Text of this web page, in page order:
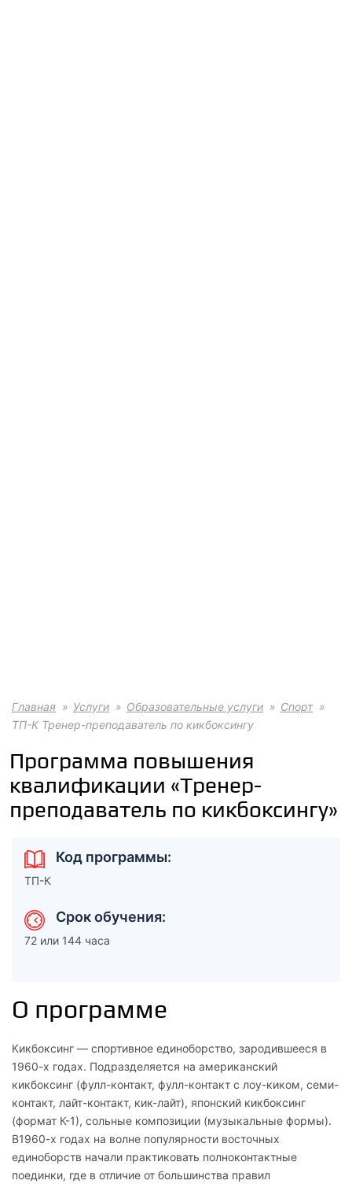
Главная Услуги Образовательные услуги
Спорт
ТП-К Тренер-преподаватель по кикбоксингу
Программа повышения
квалификации «Тренер-
преподаватель по кикбоксингу»
Код программы:
ТП-К
Срок обучения:
72 или 144 часа
О программе
Кикбоксинг — спортивное единоборство, зародившееся в
1960-х годах. Подразделяется на американский
кикбоксинг (фулл-контакт, фулл-контакт с лоу-киком, семи-
контакт, лайт-контакт, кик-лайт), японский кикбоксинг
(формат К-1), сольные композиции (музыкальные формы).
В1960-х годах на волне популярности восточных
единоборств начали практиковать полноконтактные
поединки, где в отличие от большинства правил